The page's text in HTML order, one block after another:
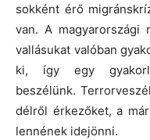
sokként érő
van. A magyarországi
vallásukat valóban
ki, így egy
beszélünk.
délről érkezőket, a
lennének idejönni.